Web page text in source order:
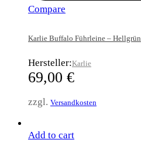
Compare
Karlie Buffalo Führleine – Hellgrün
Hersteller:Karlie
69,00 €
zzgl. Versandkosten
Add to cart